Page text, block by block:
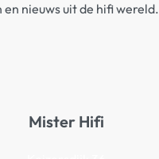
nieuws uit de hifi wereld.
Mister Hifi